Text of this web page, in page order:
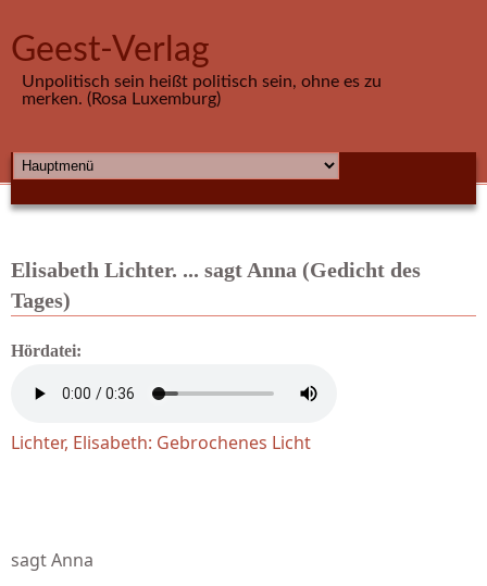
Geest-Verlag
Unpolitisch sein heißt politisch sein, ohne es zu
merken. (Rosa Luxemburg)
HAUPTMENÜ
Elisabeth Lichter. ... sagt Anna (Gedicht des
Tages)
Hördatei:
Lichter, Elisabeth: Gebrochenes Licht
sagt Anna